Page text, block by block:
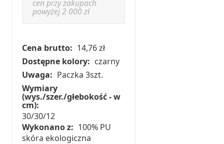
cen przy zakupach
powyżej 2 000 zł
Cena brutto: 14,76 zł
Dostępne kolory: czarny
Uwaga: Paczka 3szt.
Wymiary
(wys./szer./głebokość - w
cm):
30/30/12
Wykonano z: 100% PU
skóra ekologiczna